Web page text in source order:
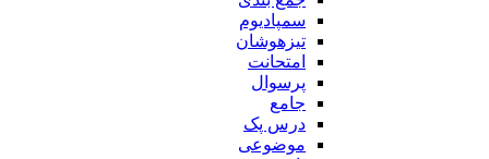
سمپادیوم
تیزهوشان
امتحانت
پرسوال
جامع
درس پک
موضوعی